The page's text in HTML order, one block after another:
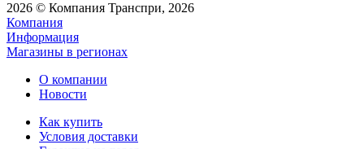
2026 © Компания Транспри, 2026
Компания
Информация
Магазины в регионах
О компании
Новости
Как купить
Условия доставки